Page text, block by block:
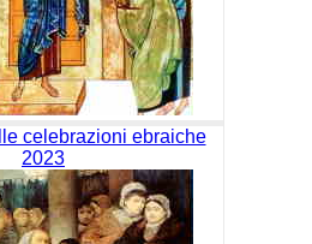
celebrazioni ebraiche
2023